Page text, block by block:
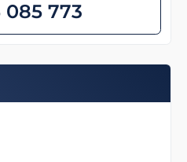
085 773